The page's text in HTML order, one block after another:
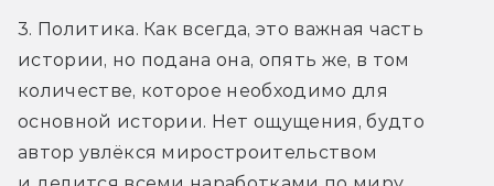
3. Политика. Как всегда, это важная часть
истории, но подана она, опять же, в том
количестве, которое необходимо для
основной истории. Нет ощущения, будто
автор увлёкся миростроительством